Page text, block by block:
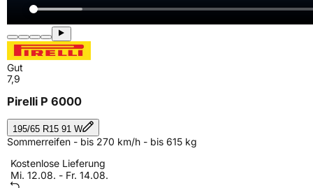
Gut
7,9
Pirelli P 6000
195/65 R15 91 W
Sommerreifen - bis 270 km/h - bis 615 kg
Kostenlose Lieferung
Mi. 12.08. - Fr. 14.08.